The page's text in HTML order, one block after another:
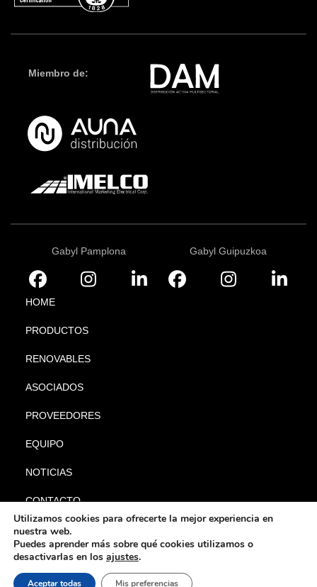
Miembro de:
Gabyl Pamplona Gabyl Guipuzkoa
HOME
PRODUCTOS
RENOVABLES
ASOCIADOS
PROVEEDORES
EQUIPO
NOTICIAS
CONTACTO
Utilizamos cookies para ofrecerte la mejor experiencia en
nuestra web.
Puedes aprender más sobre qué cookies utilizamos o
desactivarlas en los ajustes.
Aceptar todas Mis preferencias